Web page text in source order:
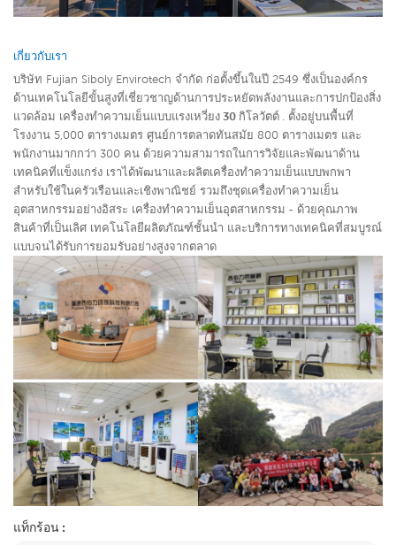
เกี่ยวกับเรา
บริษัท Fujian Siboly Envirotech จำกัด ก่อตั้งขึ้นในปี 2549 ซึ่งเป็นองค์กร
ด้านเทคโนโลยีขั้นสูงที่เชี่ยวชาญด้านการประหยัดพลังงานและการปกป้องสิ่ง
แวดล้อม เครื่องทำความเย็นแบบแรงเหวี่ยง 30 กิโลวัตต์ . ตั้งอยู่บนพื้นที่
โรงงาน 5,000 ตารางเมตร ศูนย์การตลาดทันสมัย 800 ตารางเมตร และ
พนักงานมากกว่า 300 คน ด้วยความสามารถในการวิจัยและพัฒนาด้าน
เทคนิคที่แข็งแกร่ง เราได้พัฒนาและผลิตเครื่องทำความเย็นแบบพกพา
สำหรับใช้ในครัวเรือนและเชิงพาณิชย์ รวมถึงชุดเครื่องทำความเย็น
อุตสาหกรรมอย่างอิสระ เครื่องทำความเย็นอุตสาหกรรม - ด้วยคุณภาพ
สินค้าที่เป็นเลิศ เทคโนโลยีผลิตภัณฑ์ชั้นนำ และบริการทางเทคนิคที่สมบูรณ์
แบบจนได้รับการยอมรับอย่างสูงจากตลาด
แท็กร้อน :